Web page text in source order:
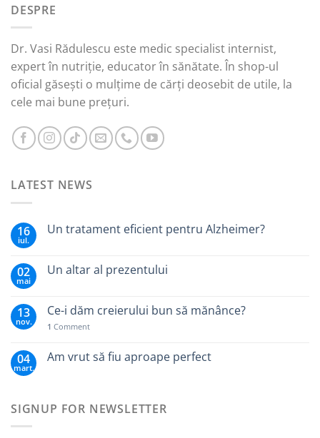
DESPRE
Dr. Vasi Rădulescu este medic specialist internist,
expert în nutriție, educator în sănătate. În shop-ul
oficial găsești o mulțime de cărți deosebit de utile, la
cele mai bune prețuri.
LATEST NEWS
16
iul.
Un tratament eficient pentru Alzheimer?
02
mai
Un altar al prezentului
13
nov.
Ce-i dăm creierului bun să mănânce?
1 Comment
04
mart.
Am vrut să fiu aproape perfect
SIGNUP FOR NEWSLETTER